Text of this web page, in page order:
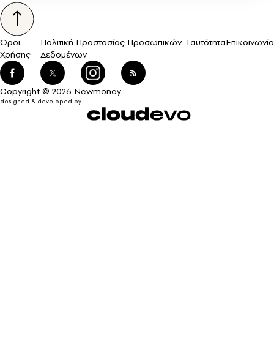
Όροι
Χρήσης
Πολιτική Προστασίας Προσωπικών
Δεδομένων
ΤαυτότηταΕπικοινωνία
Copyright © 2026 Newmoney
designed & developed by